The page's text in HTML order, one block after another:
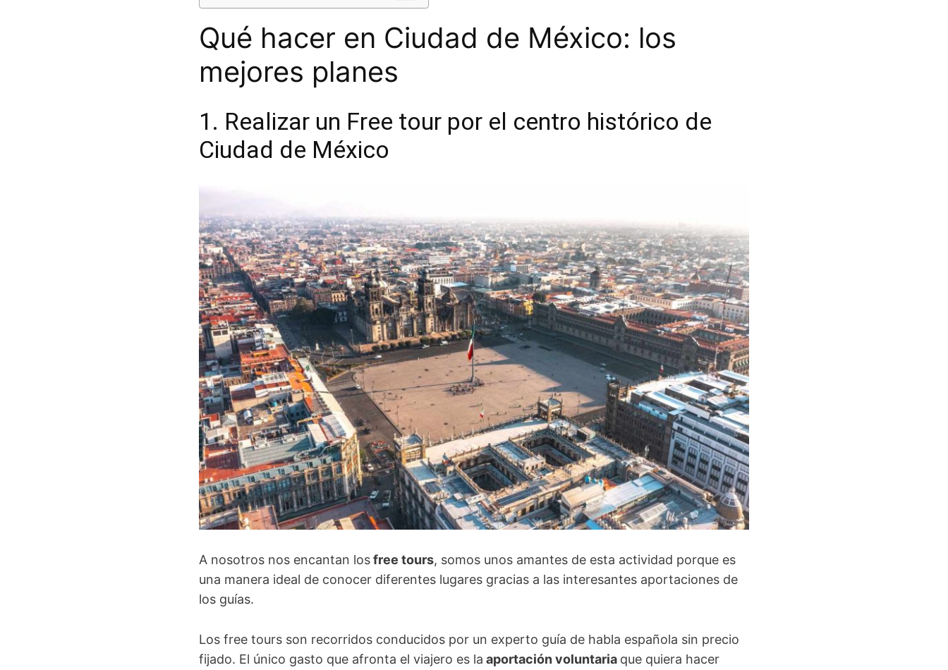
Qué hacer en Ciudad de México: los
mejores planes
1. Realizar un Free tour por el centro histórico de
Ciudad de México
A nosotros nos encantan losfree tours, somos unos amantes de esta actividad porque es
una manera ideal de conocer diferentes lugares gracias a las interesantes aportaciones de
los guías.
Los free tours son recorridos conducidos por un experto guía de habla española sin precio
fijado. El único gasto que afronta el viajero es la aportación voluntaria que quiera hacer